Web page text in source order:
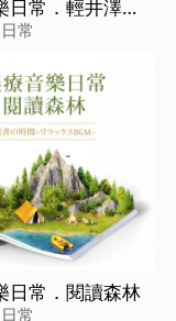
日常．輕井澤之
常
日常．閱讀森林
常